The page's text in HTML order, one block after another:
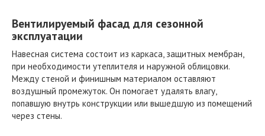
Вентилируемый фасад для сезонной
эксплуатации
Навесная система состоит из каркаса, защитных мембран,
при необходимости утеплителя и наружной облицовки.
Между стеной и финишным материалом оставляют
воздушный промежуток. Он помогает удалять влагу,
попавшую внутрь конструкции или вышедшую из помещений
через стены.